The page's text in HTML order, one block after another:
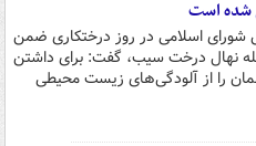
شده است
اسلامی در روز درختکاری ضمن
نهال درخت سیب، گفت: برای داشتن
را از آلودگی‌های زیست محیطی